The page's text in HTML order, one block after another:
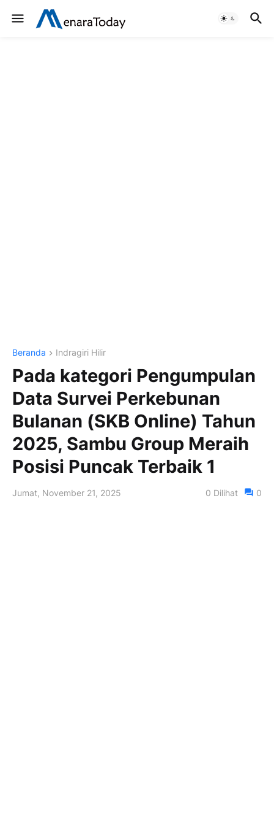
Beranda Indragiri Hilir
Pada kategori Pengumpulan
Data Survei Perkebunan
Bulanan (SKB Online) Tahun
2025, Sambu Group Meraih
Posisi Puncak Terbaik 1
Jumat, November 21, 2025 0 Dilihat 0